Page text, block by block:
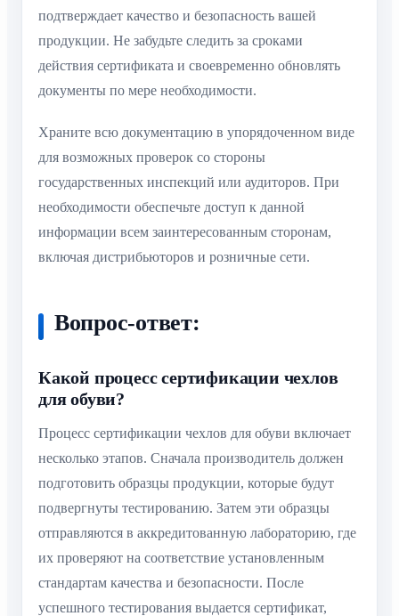
подтверждает качество и безопасность вашей
продукции. Не забудьте следить за сроками
действия сертификата и своевременно обновлять
документы по мере необходимости.
Храните всю документацию в упорядоченном виде
для возможных проверок со стороны
государственных инспекций или аудиторов. При
необходимости обеспечьте доступ к данной
информации всем заинтересованным сторонам,
включая дистрибьюторов и розничные сети.
Вопрос-ответ:
Какой процесс сертификации чехлов
для обуви?
Процесс сертификации чехлов для обуви включает
несколько этапов. Сначала производитель должен
подготовить образцы продукции, которые будут
подвергнуты тестированию. Затем эти образцы
отправляются в аккредитованную лабораторию, где
их проверяют на соответствие установленным
стандартам качества и безопасности. После
успешного тестирования выдается сертификат,